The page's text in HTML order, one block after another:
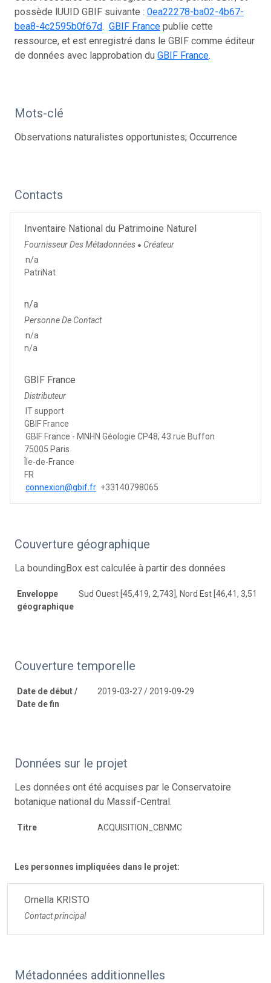
possède lUUID GBIF suivante : 0ea22278-ba02-4b67-
bea8-4c2595b0f67d. GBIF France publie cette
ressource, et est enregistré dans le GBIF comme éditeur
de données avec lapprobation du GBIF France.
Mots-clé
Observations naturalistes opportunistes; Occurrence
Contacts
Inventaire National du Patrimoine Naturel
Fournisseur Des Métadonnées ● Créateur
n/a
PatriNat
n/a
Personne De Contact
n/a
n/a
GBIF France
Distributeur
IT support
GBIF France
GBIF France - MNHN Géologie CP48, 43 rue Buffon
75005 Paris
Île-de-France
FR
connexion@gbif.fr +33140798065
Couverture géographique
La boundingBox est calculée à partir des données
Enveloppe
géographique
Sud Ouest [45,419, 2,743], Nord Est [46,41, 3,517]
Couverture temporelle
Date de début /
Date de fin
2019-03-27 / 2019-09-29
Données sur le projet
Les données ont été acquises par le Conservatoire
botanique national du Massif-Central.
Titre ACQUISITION_CBNMC
Les personnes impliquées dans le projet:
Ornella KRISTO
Contact principal
Métadonnées additionnelles